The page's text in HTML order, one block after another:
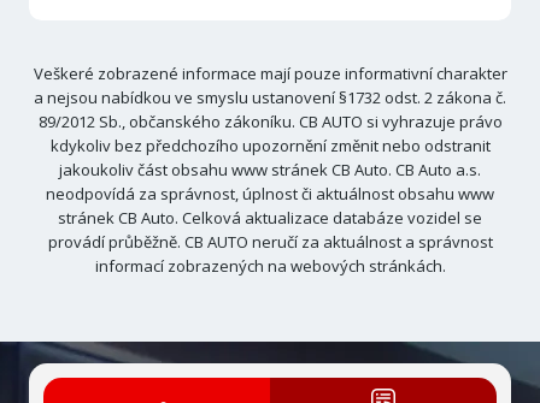
Veškeré zobrazené informace mají pouze informativní charakter
a nejsou nabídkou ve smyslu ustanovení §1732 odst. 2 zákona č.
89/2012 Sb., občanského zákoníku. CB AUTO si vyhrazuje právo
kdykoliv bez předchozího upozornění změnit nebo odstranit
jakoukoliv část obsahu www stránek CB Auto. CB Auto a.s.
neodpovídá za správnost, úplnost či aktuálnost obsahu www
stránek CB Auto. Celková aktualizace databáze vozidel se
provádí průběžně. CB AUTO neručí za aktuálnost a správnost
informací zobrazených na webových stránkách.